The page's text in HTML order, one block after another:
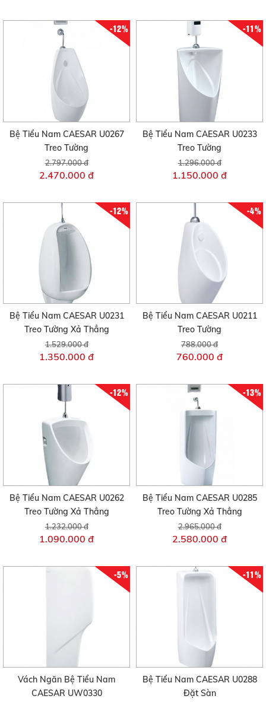
-12%
Bệ Tiểu Nam CAESAR U0267
Treo Tường
2.797.000 đ
2.470.000 đ
-11%
Bệ Tiểu Nam CAESAR U0233
Treo Tường
1.296.000 đ
1.150.000 đ
-12%
Bệ Tiểu Nam CAESAR U0231
Treo Tường Xả Thẳng
1.529.000 đ
1.350.000 đ
-4%
Bệ Tiểu Nam CAESAR U0211
Treo Tường
788.000 đ
760.000 đ
-12%
Bệ Tiểu Nam CAESAR U0262
Treo Tường Xả Thẳng
1.232.000 đ
1.090.000 đ
-13%
Bệ Tiểu Nam CAESAR U0285
Treo Tường Xả Thẳng
2.965.000 đ
2.580.000 đ
-5%
Vách Ngăn Bệ Tiểu Nam
CAESAR UW0330
-11%
Bệ Tiểu Nam CAESAR U0288
Đặt Sàn